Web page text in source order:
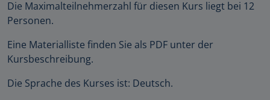
Die Maximalteilnehmerzahl für diesen Kurs liegt bei 12
Personen.
Eine Materialliste finden Sie als PDF unter der
Kursbeschreibung.
Die Sprache des Kurses ist: Deutsch.